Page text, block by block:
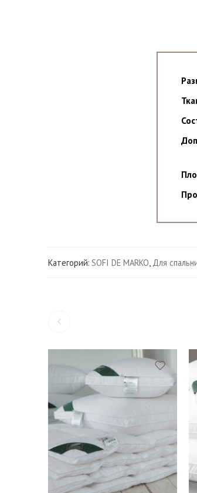
Категорий: SOFI DE MARKO, Для
Подушки 50*70 см.
Подушки 70*70 см.